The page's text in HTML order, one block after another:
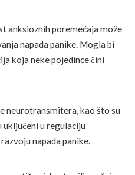
anksioznih poremećaja može
napada panike. Mogla bi
koja neke pojedince čini
neurotransmitera, kao što su
u regulaciju
napada panike.